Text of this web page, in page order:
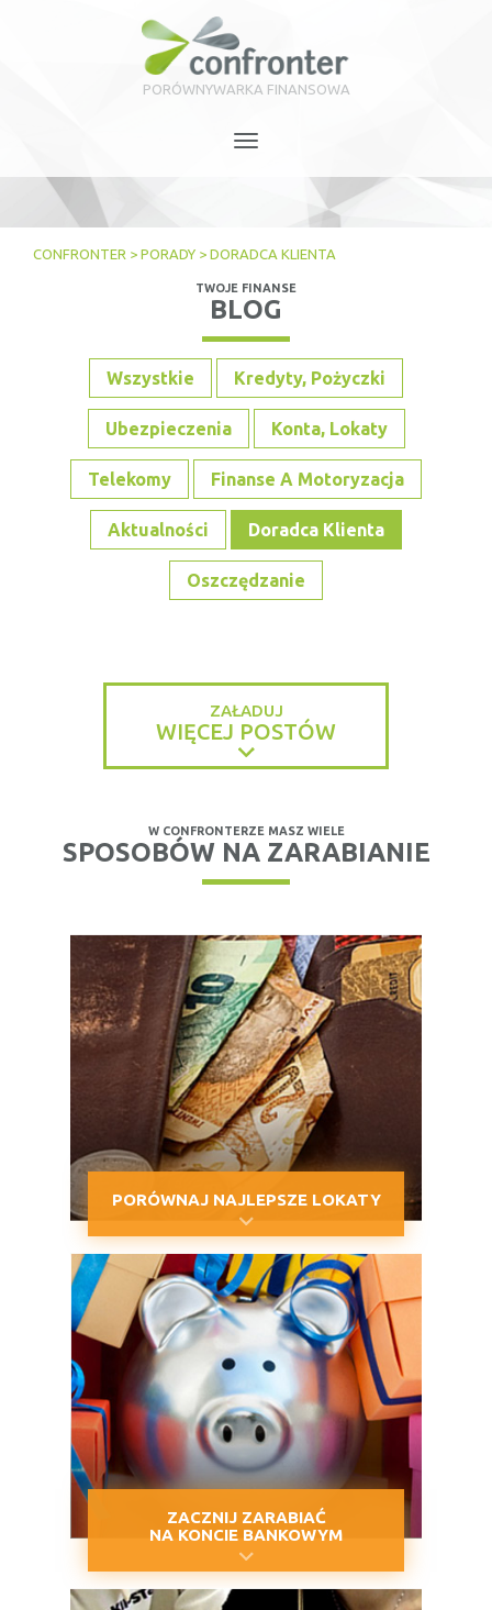
PORÓWNYWARKA FINANSOWA
navigation
CONFRONTER > PORADY > DORADCA KLIENTA
TWOJE FINANSE
BLOG
Wszystkie Kredyty, Pożyczki
Ubezpieczenia Konta, Lokaty
Telekomy Finanse A Motoryzacja
Aktualności Doradca Klienta
Oszczędzanie
ZAŁADUJ
WIĘCEJ POSTÓW
W CONFRONTERZE MASZ WIELE
SPOSOBÓW NA ZARABIANIE
PORÓWNAJ NAJLEPSZE LOKATY
ZACZNIJ ZARABIAĆ
NA KONCIE BANKOWYM